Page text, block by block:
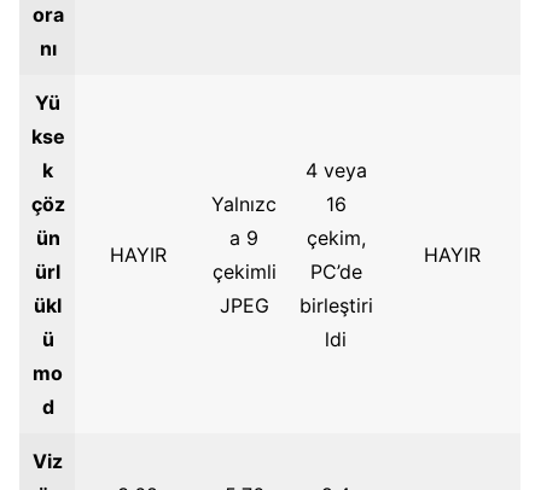
ora
nı
Yü
kse
k
çöz
ün
ürl
ükl
ü
mo
d
HAYIR
Yalnızc
a 9
çekimli
JPEG
4 veya
16
çekim,
PC’de
birleştiri
ldi
HAYIR
Viz